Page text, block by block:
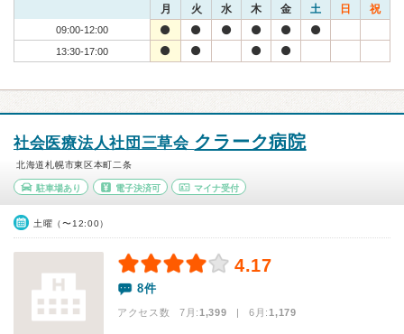
月 火 水 木 金 土 日 祝
09:00-12:00
13:30-17:00
社会医療法人社団三草会 クラーク病院
北海道札幌市東区本町二条
駐車場あり 電子決済可 マイナ受付
土曜（〜12:00）
4.17
8件
アクセス数 7月:1,399 | 6月:1,179